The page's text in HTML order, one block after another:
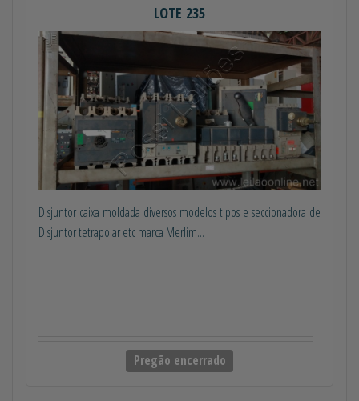
LOTE 235
Disjuntor caixa moldada diversos modelos tipos e seccionadora de
Disjuntor tetrapolar etc marca Merlim...
Pregão encerrado